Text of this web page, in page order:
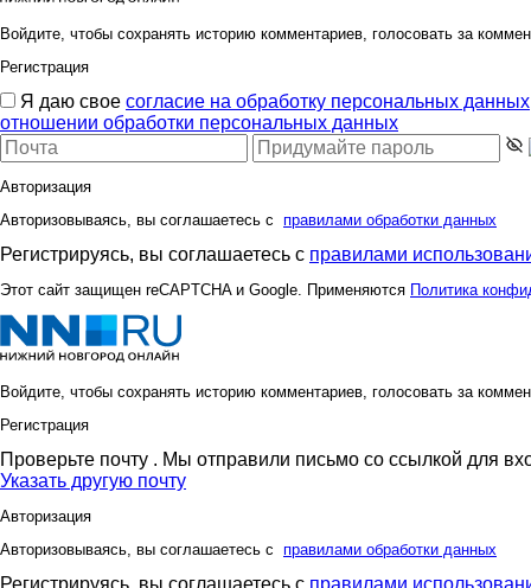
Войдите, чтобы сохранять историю комментариев, голосовать за
Регистрация
Я даю свое согласие на обработку персональных данных
отношении обработки персональных данных
Авторизация
Авторизовываясь, вы соглашаетесь с правилами обработки данных
Регистрируясь, вы соглашаетесь с правилами
Этот сайт защищен reCAPTCHA и Google. Применяются Политика
Войдите, чтобы сохранять историю комментариев, голосовать за
Регистрация
Проверьте почту . Мы отправили письмо со ссылкой для
Указать другую почту
Авторизация
Авторизовываясь, вы соглашаетесь с правилами обработки данных
Регистрируясь, вы соглашаетесь с правилами